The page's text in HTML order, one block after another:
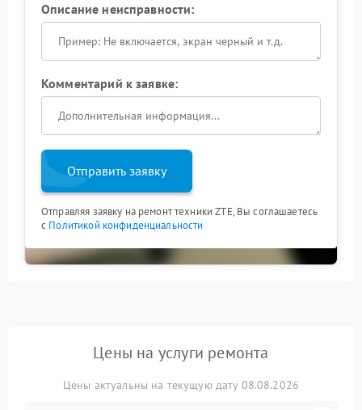
Описание неисправности:
Комментарий к заявке:
Отправить заявку
Отправляя заявку на ремонт техники ZTE, Вы соглашаетесь
с Политикой конфиденциальности
Цены на услуги ремонта
Цены актуальны на текущую дату 08.08.2026